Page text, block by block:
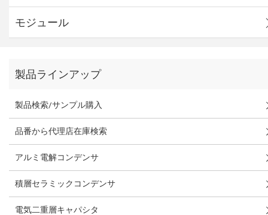
モジュール
製品ラインアップ
製品検索/サンプル購入
品番から代理店在庫検索
アルミ電解コンデンサ
積層セラミックコンデンサ
電気二重層キャパシタ